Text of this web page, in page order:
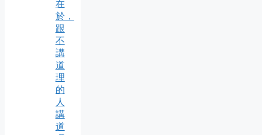
在
於，
跟
不
講
道
理
的
人
講
道